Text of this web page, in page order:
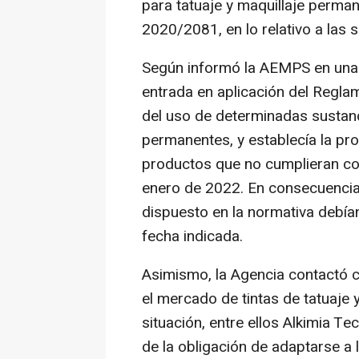
para tatuaje y maquillaje
2020/2081, en lo relativo a las
Según informó la AEMPS en
entrada en aplicación del
del uso de determinadas
permanentes, y establecía la
productos que no cumplieran
enero de 2022. En
dispuesto en la normativa
fecha indicada.
Asimismo, la Agencia contactó
el mercado de tintas de tatuaje
situación, entre ellos Alkimia
de la obligación de adaptarse a